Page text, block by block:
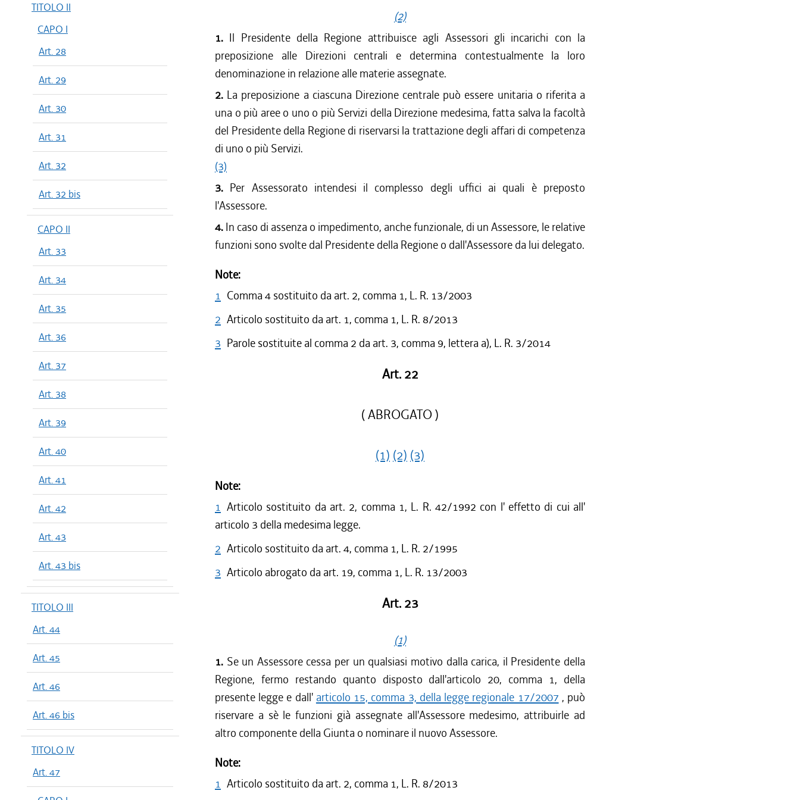
TITOLO II
CAPO I
Art. 28
Art. 29
Art. 30
Art. 31
Art. 32
Art. 32 bis
CAPO II
Art. 33
Art. 34
Art. 35
Art. 36
Art. 37
Art. 38
Art. 39
Art. 40
Art. 41
Art. 42
Art. 43
Art. 43 bis
TITOLO III
Art. 44
Art. 45
Art. 46
Art. 46 bis
TITOLO IV
Art. 47
(2)
1. Il Presidente della Regione attribuisce agli Assessori gli incarichi con la
preposizione alle Direzioni centrali e determina contestualmente la loro
denominazione in relazione alle materie assegnate.
2. La preposizione a ciascuna Direzione centrale può essere unitaria o riferita a
una o più aree o uno o più Servizi della Direzione medesima, fatta salva la facoltà
del Presidente della Regione di riservarsi la trattazione degli affari di competenza
di uno o più Servizi.
(3)
3. Per Assessorato intendesi il complesso degli uffici ai quali è preposto
l'Assessore.
4. In caso di assenza o impedimento, anche funzionale, di un Assessore, le relative
funzioni sono svolte dal Presidente della Regione o dall'Assessore da lui delegato.
Note:
1 Comma 4 sostituito da art. 2, comma 1, L. R. 13/2003
2 Articolo sostituito da art. 1, comma 1, L. R. 8/2013
3 Parole sostituite al comma 2 da art. 3, comma 9, lettera a), L. R. 3/2014
Art. 22
( ABROGATO )
(1) (2) (3)
Note:
1 Articolo sostituito da art. 2, comma 1, L. R. 42/1992 con l' effetto di cui all'
articolo 3 della medesima legge.
2 Articolo sostituito da art. 4, comma 1, L. R. 2/1995
3 Articolo abrogato da art. 19, comma 1, L. R. 13/2003
Art. 23
(1)
1. Se un Assessore cessa per un qualsiasi motivo dalla carica, il Presidente della
Regione, fermo restando quanto disposto dall'articolo 20, comma 1, della
presente legge e dall' articolo 15, comma 3, della legge regionale 17/2007 , può
riservare a sè le funzioni già assegnate all'Assessore medesimo, attribuirle ad
altro componente della Giunta o nominare il nuovo Assessore.
Note:
1 Articolo sostituito da art. 2, comma 1, L. R. 8/2013